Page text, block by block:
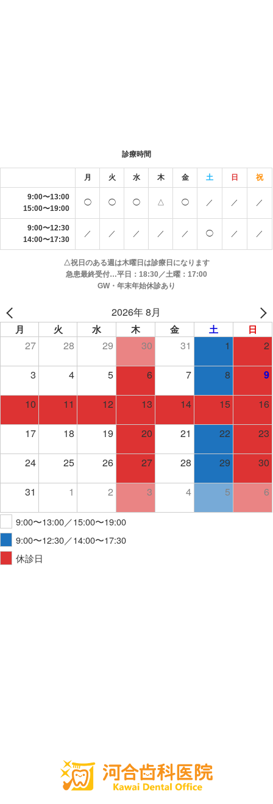
診療時間
月 火 水 木 金 土 日 祝
9:00〜13:00
15:00〜19:00
◯ ◯ ◯ △ ◯ ／ ／ ／
9:00〜12:30
14:00〜17:30
／ ／ ／ ／ ／ ◯ ／ ／
△祝日のある週は木曜日は診療日になります
急患最終受付…平日：18:30／土曜：17:00
GW・年末年始休診あり
2026年 8月
月 火 水 木 金 土 日
27 28 29 30 31 1
2
3
4 5 6 7 8 9
10 11 12 13 14 15
16
17
18 19 20 21 22
23
24
25 26 27 28 29
30
31
1 2 3 4 5 6
9:00〜13:00／15:00〜19:00
9:00〜12:30／14:00〜17:30
休診日